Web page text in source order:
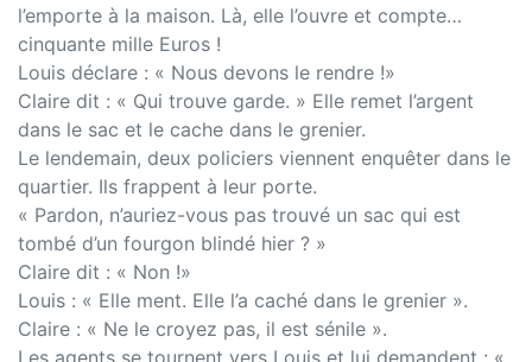
l’emporte à la maison. Là, elle l’ouvre et compte…
cinquante mille Euros !
Louis déclare : « Nous devons le rendre !»
Claire dit : « Qui trouve garde. » Elle remet l’argent
dans le sac et le cache dans le grenier.
Le lendemain, deux policiers viennent enquêter dans le
quartier. Ils frappent à leur porte.
« Pardon, n’auriez-vous pas trouvé un sac qui est
tombé d’un fourgon blindé hier ? »
Claire dit : « Non !»
Louis : « Elle ment. Elle l’a caché dans le grenier ».
Claire : « Ne le croyez pas, il est sénile ».
Les agents se tournent vers Louis et lui demandent : «